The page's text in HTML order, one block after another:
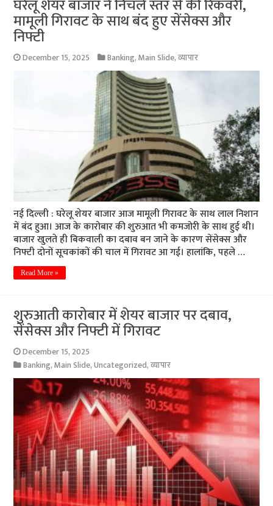
घरेलू शेयर बाजार ने निचले स्तर से की रिकवरी,
मामूली गिरावट के साथ बंद हुए सेंसेक्स और
निफ्टी
December 15, 2025 Banking,Main Slide,व्यापार
नई दिल्ली : घरेलू शेयर बाजार आज मामूली गिरावट के साथ लाल निशान
में बंद हुआ। आज के कारोबार की शुरुआत भी कमजोरी के साथ हुई थी।
बाजार खुलते ही बिकवाली का दबाव बन जाने के कारण सेंसेक्स और
निफ्टी दोनों सूचकांकों की चाल में गिरावट आ गई। हालांकि, पहले …
Read More »
शुरुआती कारोबार में शेयर बाजार पर दबाव,
सेंसेक्स और निफ्टी में गिरावट
December 15, 2025
Banking,Main Slide,Uncategorized,व्यापार